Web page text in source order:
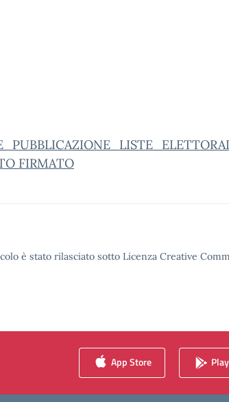
FIRMATO
è stato rilasciato sotto Licenza Creative
App Store